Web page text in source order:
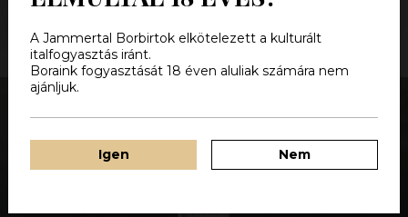
A Jammertal Borbirtok elkötelezett a kulturált
italfogyasztás iránt.
Boraink fogyasztását 18 éven aluliak számára nem
ajánljuk.
Igen Nem